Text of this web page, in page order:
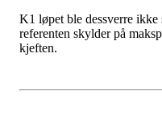
K1 løpet ble dessverre ikke
referenten skylder på
kjeften.